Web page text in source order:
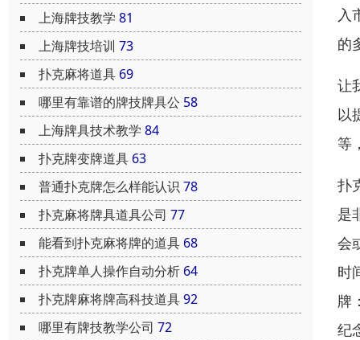
上海牌技教学 81
上海牌技培训 73
扑克麻将道具 69
哪里有靠谱的牌技牌具公 58
上海牌具技术教学 84
扑克牌变牌道具 63
普通扑克牌怎么样能认识 78
扑克麻将牌具道具公司 77
能看到扑克麻将牌的道具 68
扑克牌单人操作自动分析 64
扑克牌麻将牌高科技道具92
哪里有牌技教学公司 72
入
的
让
以
等
扑
是
会
时
牌
纪